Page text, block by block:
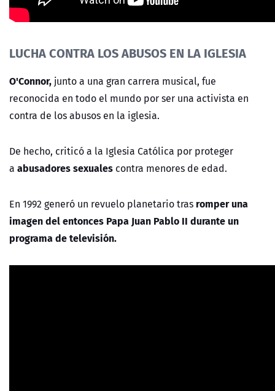
LUCHA CONTRA LOS ABUSOS EN LA IGLESIA
O'Connor, junto a una gran carrera musical, fue
reconocida en todo el mundo por ser una activista en
contra de los abusos en la iglesia.
De hecho, criticó a la Iglesia Católica por proteger
a abusadores sexuales contra menores de edad.
En 1992 generó un revuelo planetario tras romper una
imagen del entonces Papa Juan Pablo II durante un
programa de televisión.